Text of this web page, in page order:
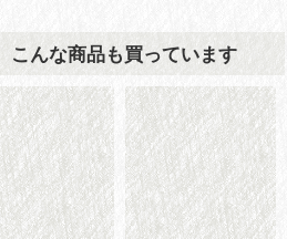
こんな商品も買っています